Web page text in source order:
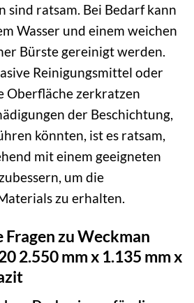
sind ratsam. Bei Bedarf kann
Wasser und einem weichen
Bürste gereinigt werden.
Reinigungsmittel oder
Oberfläche zerkratzen
der Beschichtung,
könnten, ist es ratsam,
mit einem geeigneten
um die
zu erhalten.
zu Weckman
2.550 mm x 1.135 mm x